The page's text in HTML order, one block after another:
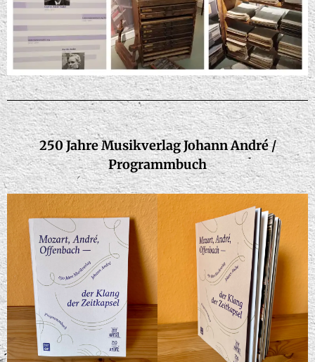
250 Jahre Musikverlag Johann André /
Programmbuch